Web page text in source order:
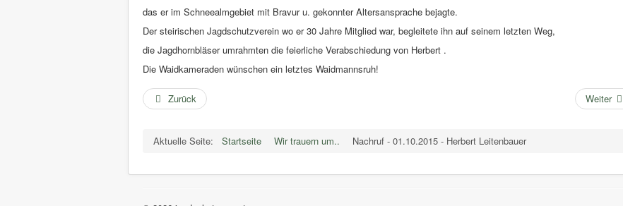
das er im Schneealmgebiet mit Bravur u. gekonnter Altersansprache bejagte.
Der steirischen Jagdschutzverein wo er 30 Jahre Mitglied war, begleitete ihn auf seinem letzten Weg,
die Jagdhornbläser umrahmten die feierliche Verabschiedung von Herbert .
Die Waidkameraden wünschen ein letztes Waidmannsruh!
Zurück Weiter
Aktuelle Seite: Startseite Wir trauern um.. Nachruf - 01.10.2015 - Herbert Leitenbauer